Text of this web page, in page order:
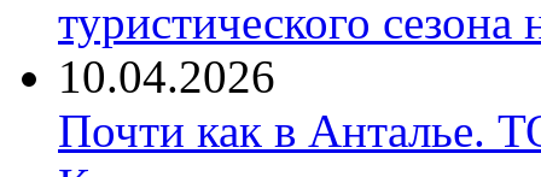
туристического
10.04.2026
Почти как в Анталье.